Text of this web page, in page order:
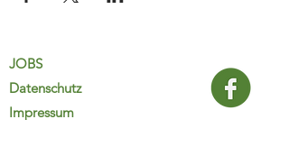
JOBS
Datenschutz
Impressum